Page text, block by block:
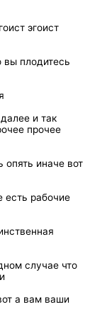
эгоист
вы плодитесь
и так
прочее
опять иначе вот
есть рабочие
случае что
а вам ваши